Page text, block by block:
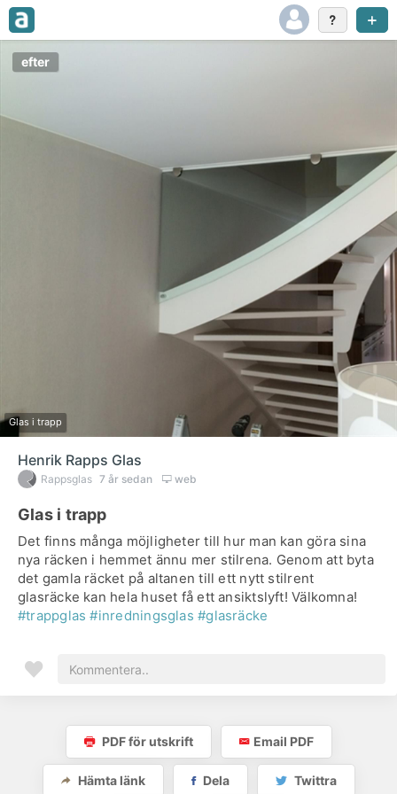
efter
Glas i trapp
Henrik Rapps Glas
Rappsglas 7 år sedan web
Glas i trapp
Det finns många möjligheter till hur man kan göra sina
nya räcken i hemmet ännu mer stilrena. Genom att byta
det gamla räcket på altanen till ett nytt stilrent
glasräcke kan hela huset få ett ansiktslyft! Välkomna!
#trappglas #inredningsglas #glasräcke
PDF för utskrift Email PDF
Hämta länk Dela Twittra